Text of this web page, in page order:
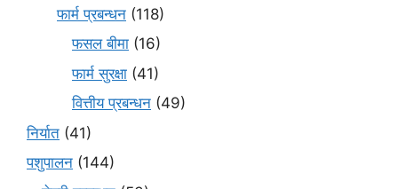
फार्म प्रबन्धन (118)
फसल बीमा (16)
फार्म सुरक्षा (41)
वित्तीय प्रबन्धन (49)
निर्यात (41)
पशुपालन (144)